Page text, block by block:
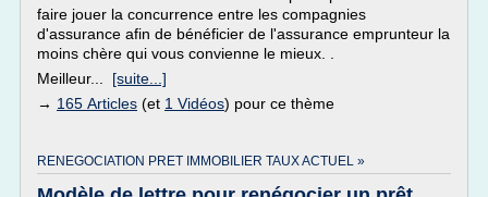
faire jouer la concurrence entre les compagnies
d'assurance afin de bénéficier de l'assurance emprunteur la
moins chère qui vous convienne le mieux. .
Meilleur... [suite...]
→ 165 Articles (et 1 Vidéos) pour ce thème
RENEGOCIATION PRET IMMOBILIER TAUX ACTUEL »